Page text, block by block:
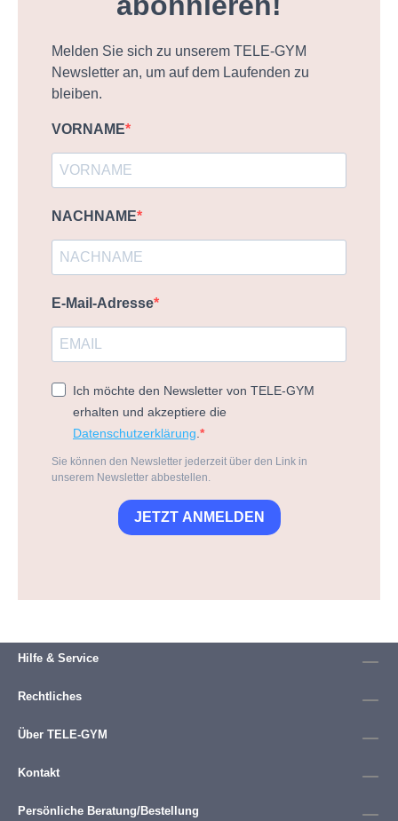
Melden Sie sich zu unserem TELE-GYM
Newsletter an, um auf dem Laufenden zu
bleiben.
VORNAME
NACHNAME
E-Mail-Adresse
Ich möchte den Newsletter von TELE-GYM
erhalten und akzeptiere die
Datenschutzerklärung
Sie können den Newsletter jederzeit über den Link in
unserem Newsletter abbestellen.
JETZT ANMELDEN
Hilfe & Service
Rechtliches
Über TELE-GYM
Kontakt
Persönliche Beratung/Bestellung